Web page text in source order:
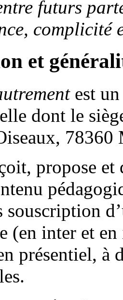
futurs
complicité
et
est un
dont le
78360
propose et
souscription
(en inter et
présentiel, à